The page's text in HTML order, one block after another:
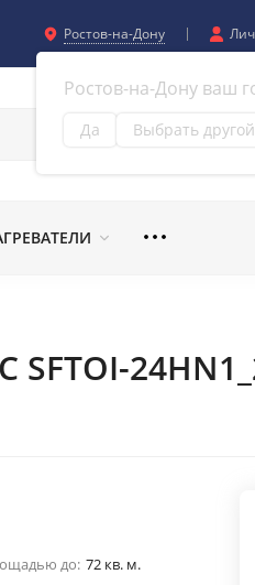
Ростов-на-Дону
Ростов-на-Дону ваш
Да Выбрать
SFTOI-
до: 72 кв. м.